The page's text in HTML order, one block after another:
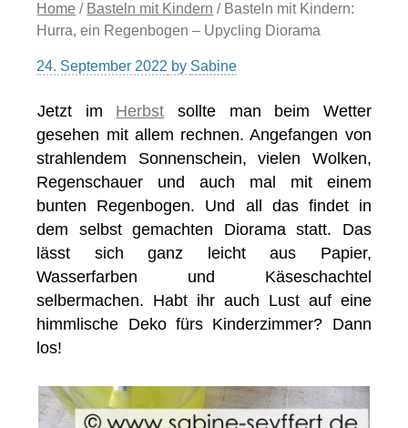
Home / Basteln mit Kindern / Basteln mit Kindern:
Hurra, ein Regenbogen – Upycling Diorama
24. September 2022 by Sabine
Jetzt im Herbst sollte man beim Wetter
gesehen mit allem rechnen. Angefangen von
strahlendem Sonnenschein, vielen Wolken,
Regenschauer und auch mal mit einem
bunten Regenbogen. Und all das findet in
dem selbst gemachten Diorama statt. Das
lässt sich ganz leicht aus Papier,
Wasserfarben und Käseschachtel
selbermachen. Habt ihr auch Lust auf eine
himmlische Deko fürs Kinderzimmer? Dann
los!